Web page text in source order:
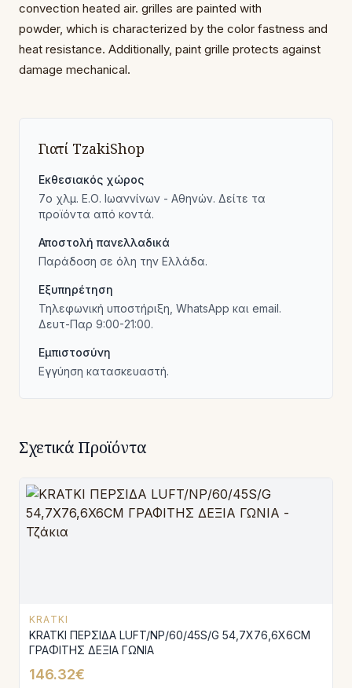
convection heated air. grilles are painted with
powder, which is characterized by the color fastness and
heat resistance. Additionally, paint grille protects against
damage mechanical.
Γιατί TzakiShop
Εκθεσιακός χώρος
7ο χλμ. Ε.Ο. Ιωαννίνων - Αθηνών. Δείτε τα
προϊόντα από κοντά.
Αποστολή πανελλαδικά
Παράδοση σε όλη την Ελλάδα.
Εξυπηρέτηση
Τηλεφωνική υποστήριξη, WhatsApp και email.
Δευτ-Παρ 9:00-21:00.
Εμπιστοσύνη
Εγγύηση κατασκευαστή.
Σχετικά Προϊόντα
KRATKI
KRATKI ΠΕΡΣΙΔΑ LUFT/NP/60/45S/G 54,7Χ76,6X6CM
ΓΡΑΦΙΤΗΣ ΔΕΞΙΑ ΓΩΝΙΑ
146.32€